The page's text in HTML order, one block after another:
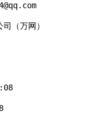
（万网）